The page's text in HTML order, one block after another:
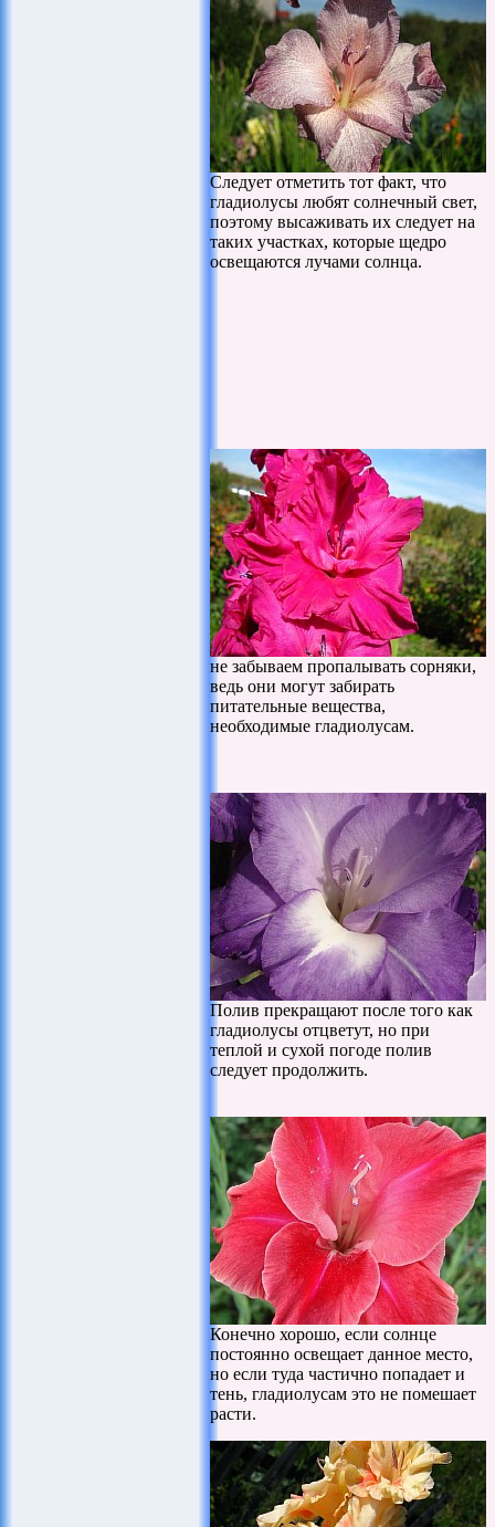
Следует отметить тот факт, что
гладиолусы любят солнечный свет,
поэтому высаживать их следует на
таких участках, которые щедро
освещаются лучами солнца.
не забываем пропалывать сорняки,
ведь они могут забирать
питательные вещества,
необходимые гладиолусам.
Полив прекращают после того как
гладиолусы отцветут, но при
теплой и сухой погоде полив
следует продолжить.
Конечно хорошо, если солнце
постоянно освещает данное место,
но если туда частично попадает и
тень, гладиолусам это не помешает
расти.